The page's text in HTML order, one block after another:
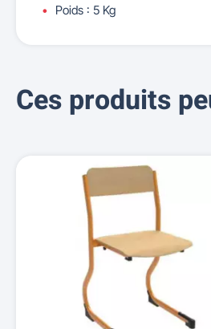
Poids : 5 Kg
Ces produits